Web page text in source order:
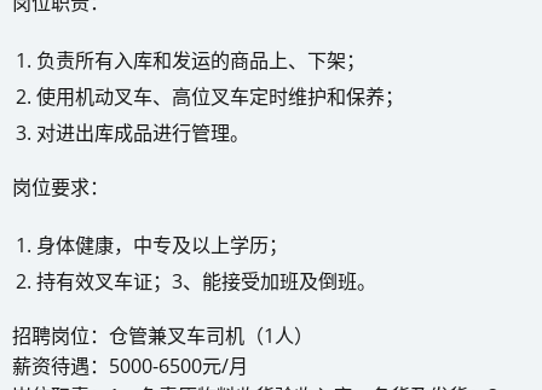
负责所有入库和发运的商品上、下架；
使用机动叉车、高位叉车定时维护和保养；
对进出库成品进行管理。
岗位要求：
身体健康，中专及以上学历；
持有效叉车证；3、能接受加班及倒班。
招聘岗位：仓管兼叉车司机（1人）
薪资待遇：5000-6500元/月